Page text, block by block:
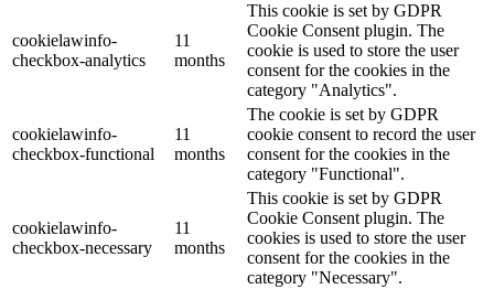
cookielawinfo-
checkbox-analytics
11
months
This cookie is set by GDPR
Cookie Consent plugin. The
cookie is used to store the user
consent for the cookies in the
category "Analytics".
cookielawinfo-
checkbox-functional
11
months
The cookie is set by GDPR
cookie consent to record the user
consent for the cookies in the
category "Functional".
cookielawinfo-
checkbox-necessary
11
months
This cookie is set by GDPR
Cookie Consent plugin. The
cookies is used to store the user
consent for the cookies in the
category "Necessary".